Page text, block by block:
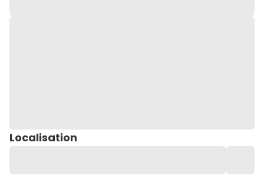
Localisation